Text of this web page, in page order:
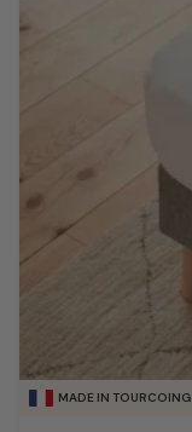
MADE IN TOURCOING